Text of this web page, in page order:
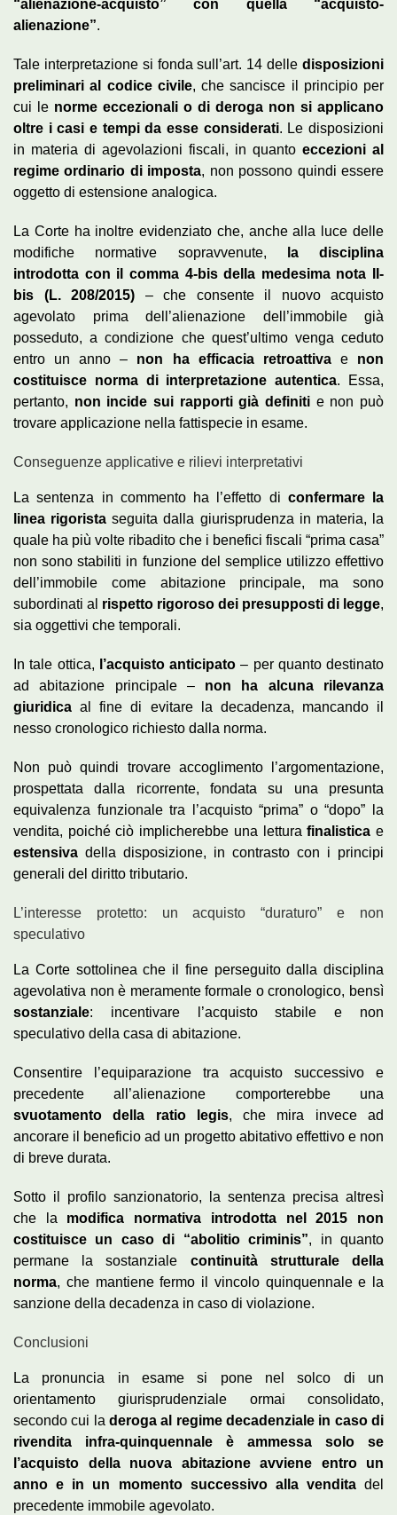
“alienazione-acquisto” con quella “acquisto-
alienazione”.
Tale interpretazione si fonda sull’art. 14 delle disposizioni
preliminari al codice civile, che sancisce il principio per
cui le norme eccezionali o di deroga non si applicano
oltre i casi e tempi da esse considerati. Le disposizioni
in materia di agevolazioni fiscali, in quanto eccezioni al
regime ordinario di imposta, non possono quindi essere
oggetto di estensione analogica.
La Corte ha inoltre evidenziato che, anche alla luce delle
modifiche normative sopravvenute,
la disciplina
introdotta con il comma 4-bis della medesima nota II-
bis (L. 208/2015) – che consente il nuovo acquisto
agevolato prima dell’alienazione dell’immobile già
posseduto, a condizione che quest’ultimo venga ceduto
entro un anno – non ha efficacia retroattivae non
costituisce norma di interpretazione autentica. Essa,
pertanto, non incide sui rapporti già definiti e non può
trovare applicazione nella fattispecie in esame.
Conseguenze applicative e rilievi interpretativi
La sentenza in commento ha l’effetto di confermare la
linea rigorista seguita dalla giurisprudenza in materia, la
quale ha più volte ribadito che i benefici fiscali “prima casa”
non sono stabiliti in funzione del semplice utilizzo effettivo
dell’immobile come abitazione principale, ma sono
subordinati al rispetto rigoroso dei presupposti di legge,
sia oggettivi che temporali.
In tale ottica, l’acquisto anticipato – per quanto destinato
ad abitazione principale – non ha alcuna rilevanza
giuridica al fine di evitare la decadenza, mancando il
nesso cronologico richiesto dalla norma.
Non può quindi trovare accoglimento l’argomentazione,
prospettata dalla ricorrente, fondata su una presunta
equivalenza funzionale tra l’acquisto “prima” o “dopo” la
vendita, poiché ciò implicherebbe una letturafinalistica e
estensiva della disposizione, in contrasto con i principi
generali del diritto tributario.
L’interesse protetto: un acquisto “duraturo” e non
speculativo
La Corte sottolinea che il fine perseguito dalla disciplina
agevolativa non è meramente formale o cronologico, bensì
sostanziale: incentivare l’acquisto stabile e non
speculativo della casa di abitazione.
Consentire l’equiparazione tra acquisto successivo e
precedente all’alienazione comporterebbe una
svuotamento della ratio legis, che mira invece ad
ancorare il beneficio ad un progetto abitativo effettivo e non
di breve durata.
Sotto il profilo sanzionatorio, la sentenza precisa altresì
che la modifica normativa introdotta nel 2015 non
costituisce un caso di “abolitio criminis”, in quanto
permane la sostanziale continuità strutturale della
norma, che mantiene fermo il vincolo quinquennale e la
sanzione della decadenza in caso di violazione.
Conclusioni
La pronuncia in esame si pone nel solco di un
orientamento giurisprudenziale ormai consolidato,
secondo cui la deroga al regime decadenziale in caso di
rivendita infra-quinquennale è ammessa solo se
l’acquisto della nuova abitazione avviene entro un
anno e in un momento successivo alla venditadel
precedente immobile agevolato.